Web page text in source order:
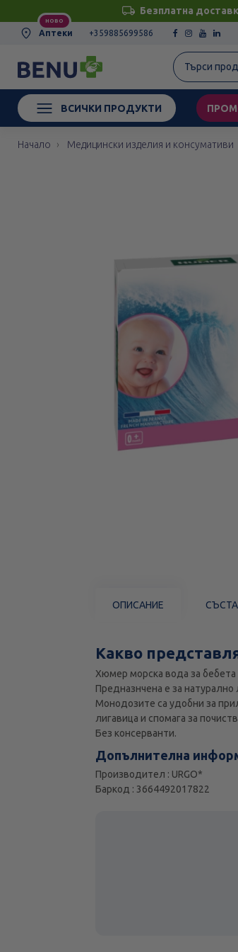
Безплатна
НОВО
Аптеки +359885699586
ВСИЧКИ ПРОДУКТИ
Начало Медицински изделия и консумативи
ОПИСАНИЕ
Какво
Хюмер морска вода за
Предназнчена е за
Монодозите са удобни за
лигавица и спомага за
Без консерванти.
Допълнителна
Производител : URGO*
Баркод : 3664492017822